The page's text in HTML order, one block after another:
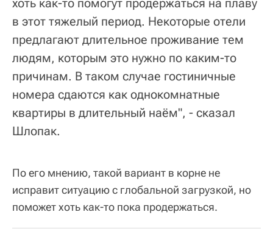
в этот тяжелый период. Некоторые отели
предлагают длительное проживание тем
людям, которым это нужно по каким-то
причинам. В таком случае гостиничные
номера сдаются как однокомнатные
квартиры в длительный наём", - сказал
Шлопак.
По его мнению, такой вариант в корне не
исправит ситуацию с глобальной загрузкой, но
поможет хоть как-то пока продержаться.